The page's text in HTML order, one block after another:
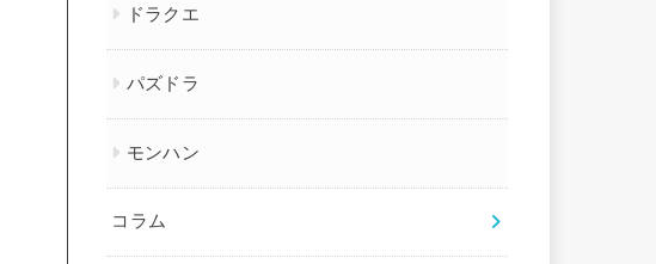
ドラクエ
パズドラ
モンハン
コラム